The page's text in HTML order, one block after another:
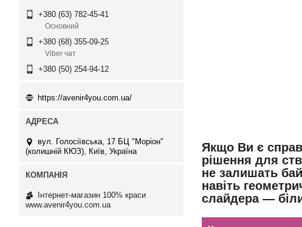
Якщо Ви є
рішення для
не залишать
навіть
слайдера —
+380 (63) 782-45-41
Основний
+380 (68) 355-09-25
Viber чат
+380 (50) 254-94-12
https://avenir4you.com.ua/
вул. Голосіївська, 17 БЦ "Моріон"
(колишній КЮЗ), Київ, Україна
Інтернет-магазин 100% краси
www.avenir4you.com.ua